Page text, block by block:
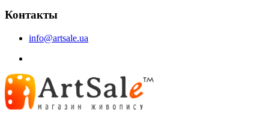
Контакты
info@artsale.ua